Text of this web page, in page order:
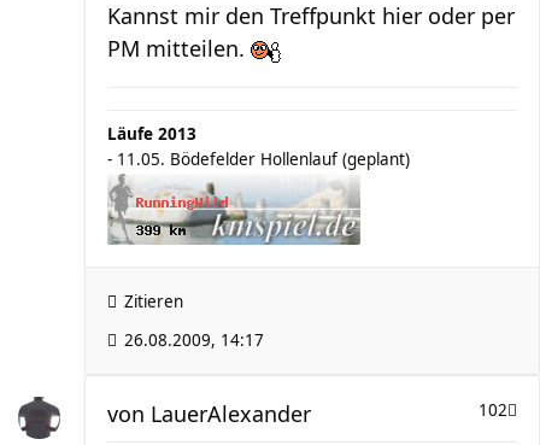
Kannst mir den Treffpunkt hier oder per
PM mitteilen.
Läufe 2013
- 11.05. Bödefelder Hollenlauf (geplant)
Zitieren
26.08.2009, 14:17
102
von LauerAlexander